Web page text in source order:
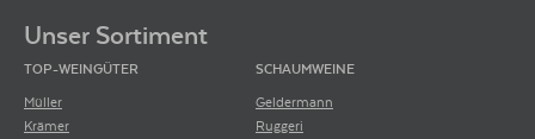
legte nicht nur Wert auf die Vergabe von Punkten, sondern auch auf
Seine Expertise spiegelte sich in präzisen und eindrucksvollen Bewertungen
Unser Sortiment
TOP-WEINGÜTER
Müller
Krämer
SCHAUMWEINE
Geldermann
Ruggeri